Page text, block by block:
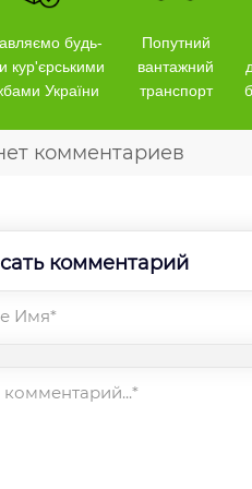
будь-
кур'єрськими
України
Попутний
вантажний
транспорт
комментариев
комментарий
Имя*